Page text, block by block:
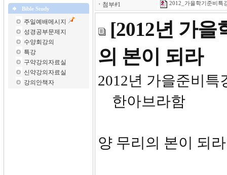
Bible Study
주일예배메시지
성경공부문제지
수양회강의
특강
구약강의자료실
신약강의자료실
강의안책자
ㆍ 첨부#1 2012_가을학기준비특
[2012년 가을
의 본이 되라
2012년
한아브라함
양 무리의 본이 되라